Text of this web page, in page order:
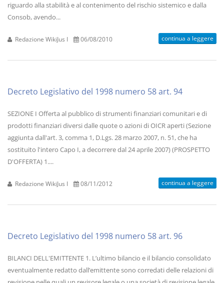
riguardo alla stabilità e al contenimento del rischio sistemico e dalla
Consob, avendo...
Redazione WikiJus I 06/08/2010 continua a leggere
Decreto Legislativo del 1998 numero 58 art. 94
SEZIONE I Offerta al pubblico di strumenti finanziari comunitari e di
prodotti finanziari diversi dalle quote o azioni di OICR aperti (Sezione
aggiunta dall'art. 3, comma 1, D.Lgs. 28 marzo 2007, n. 51, che ha
sostituito l'intero Capo I, a decorrere dal 24 aprile 2007) (PROSPETTO
D'OFFERTA) 1....
Redazione WikiJus I 08/11/2012 continua a leggere
Decreto Legislativo del 1998 numero 58 art. 96
BILANCI DELL'EMITTENTE 1. L’ultimo bilancio e il bilancio consolidato
eventualmente redatto dall’emittente sono corredati delle relazioni di